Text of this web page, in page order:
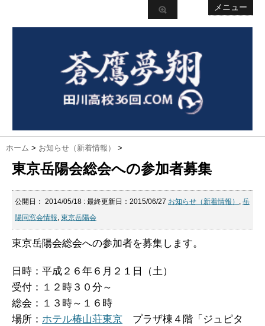
メニュー
ホーム > お知らせ（新着情報） >
東京岳陽会総会への参加者募集
公開日： 2014/05/18 : 最終更新日：2015/06/27 お知らせ（新着情報） , 岳
陽同窓会情報, 東京岳陽会
東京岳陽会総会への参加者を募集します。
日時：平成２６年６月２１日（土）
受付：１２時３０分～
総会：１３時～１６時
場所： ホテル椿山荘東京 プラザ棟４階「ジュピタ